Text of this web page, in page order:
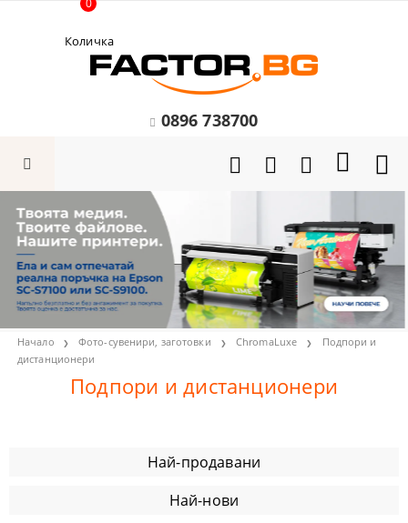
Количка
0
0896 738700
Начало Фото-сувенири, заготовки ChromaLuxe
Подпори и
дистанционери
Подпори и дистанционери
Най-продавани
Най-нови